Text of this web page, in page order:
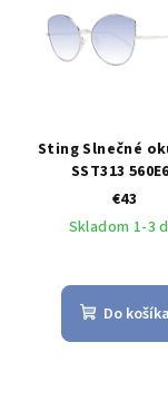
Sting Slnečné
SST313
€43
Skladom 1-3
Do košíka